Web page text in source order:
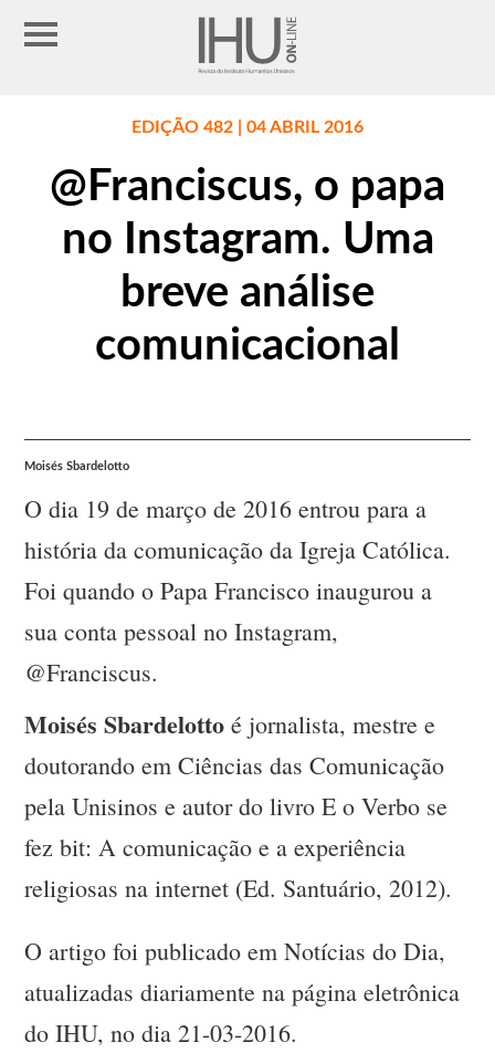
EDIÇÃO 482 | 04 ABRIL 2016
@Franciscus, o papa
no Instagram. Uma
breve análise
comunicacional
Moisés Sbardelotto
O dia 19 de março de 2016 entrou para a
história da comunicação da Igreja Católica.
Foi quando o Papa Francisco inaugurou a
sua conta pessoal no Instagram,
@Franciscus.
Moisés Sbardelotto é jornalista, mestre e
doutorando em Ciências das Comunicação
pela Unisinos e autor do livro E o Verbo se
fez bit: A comunicação e a experiência
religiosas na internet (Ed. Santuário, 2012).
O artigo foi publicado em Notícias do Dia,
atualizadas diariamente na página eletrônica
do IHU, no dia 21-03-2016.